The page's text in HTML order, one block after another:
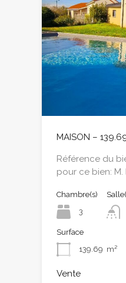
MAISON –
Référence du
pour ce bien: M.
Chambre(s)
3
Surface
139.69 m²
Vente